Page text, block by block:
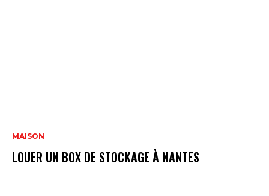
MAISON
LOUER UN BOX DE STOCKAGE À NANTES